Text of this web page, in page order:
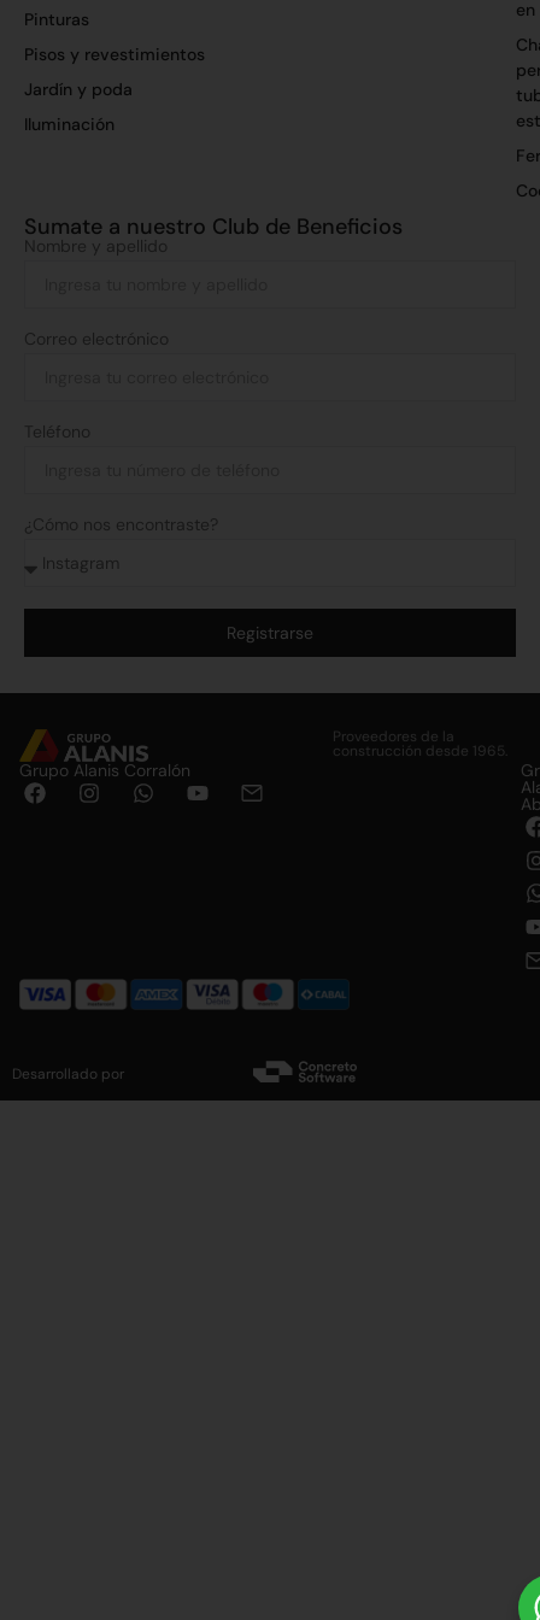
Pinturas
Pisos y revestimientos
Jardín y poda
Iluminación
en
Sumate a nuestro Club de Beneficios
Nombre y apellido
Correo electrónico
Teléfono
¿Cómo nos encontraste?
Registrarse
Proveedores de la
construcción desde 1965.
Grupo Alanis Corralón
Desarrollado por